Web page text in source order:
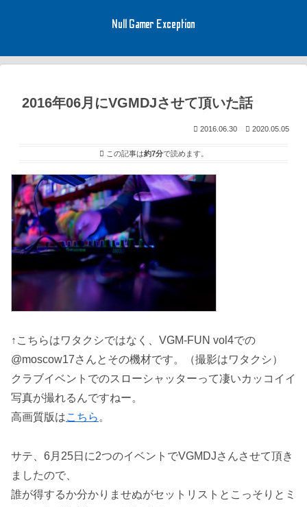
Null Gamer Exception
2016年06月にVGMDJさせて頂いた話
2016.06.30 2020.05.05
この記事は約7分で読めます。
↑こちらはワタクシではなく、VGM-FUN vol4での
@moscow17さんとその機材です。（撮影はワタクシ）
クラブイベントでのスローシャッターって凄いカッコイイ
写真が撮れるんですねー。
高画質版はこちら。
サテ、6月25日に2つのイベントでVGMDJさんさせて頂き
ましたので、
誰が得するか分かりませぬがセットリストとこっそりとミ